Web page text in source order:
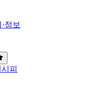
정보
피